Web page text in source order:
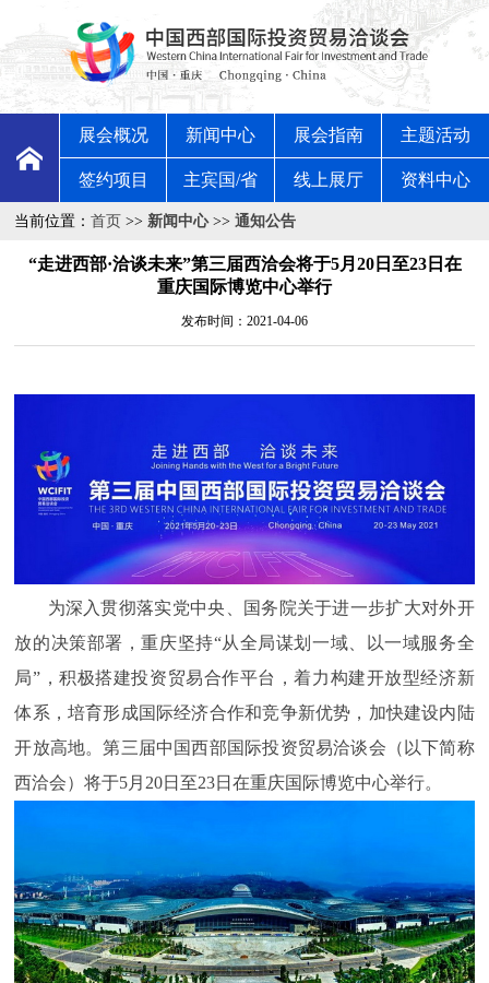
展会概况 新闻中心 展会指南 主题活动
签约项目 主宾国/省 线上展厅 资料中心
当前位置：首页 >> 新闻中心 >> 通知公告
“走进西部·洽谈未来”第三届西洽会将于5月20日至23日在
重庆国际博览中心举行
发布时间：2021-04-06
为深入贯彻落实党中央、国务院关于进一步扩大对外开
放的决策部署，重庆坚持“从全局谋划一域、以一域服务全
局”，积极搭建投资贸易合作平台，着力构建开放型经济新
体系，培育形成国际经济合作和竞争新优势，加快建设内陆
开放高地。第三届中国西部国际投资贸易洽谈会（以下简称
西洽会）将于5月20日至23日在重庆国际博览中心举行。